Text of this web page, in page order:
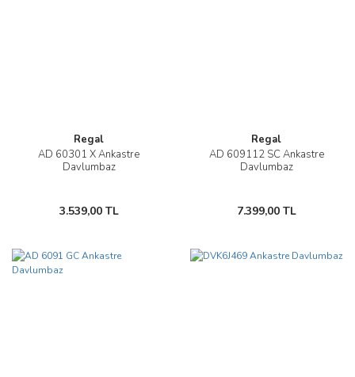
Regal
AD 60301 X Ankastre
Davlumbaz
3.539,00 TL
Regal
AD 609112 SC Ankastre
Davlumbaz
7.399,00 TL